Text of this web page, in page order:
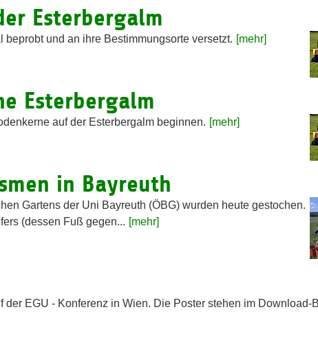
Esterbergalm
und an ihre Bestimmungsorte versetzt. [mehr]
Esterbergalm
auf der Esterbergalm beginnen. [mehr]
in Bayreuth
Gartens der Uni Bayreuth (ÖBG) wurden heute gestochen.
(dessen Fuß gegen... [mehr]
EGU - Konferenz in Wien. Die Poster stehen im Download-